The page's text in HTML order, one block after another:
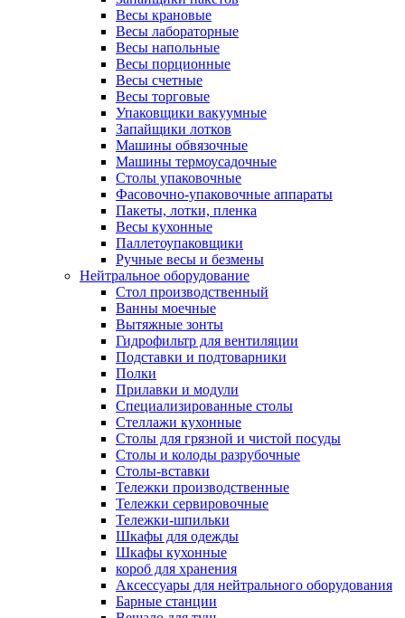
Весы крановые
Весы лабораторные
Весы напольные
Весы порционные
Весы счетные
Весы торговые
Упаковщики вакуумные
Запайщики лотков
Машины обвязочные
Машины термоусадочные
Столы упаковочные
Фасовочно-упаковочные аппараты
Пакеты, лотки, пленка
Весы кухонные
Паллетоупаковщики
Ручные весы и безмены
Нейтральное оборудование
Cтол производственный
Ванны моечные
Вытяжные зонты
Гидрофильтр для вентиляции
Подставки и подтоварники
Полки
Прилавки и модули
Специализированные столы
Стеллажи кухонные
Столы для грязной и чистой посуды
Столы и колоды разрубочные
Столы-вставки
Тележки производственные
Тележки сервировочные
Тележки-шпильки
Шкафы для одежды
Шкафы кухонные
короб для хранения
Аксессуары для нейтрального оборудования
Барные станции